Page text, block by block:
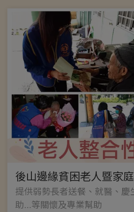
後山邊緣貧困老人暨家
提供弱勢長者送餐、就醫、慶
助...等關懷及專業幫助